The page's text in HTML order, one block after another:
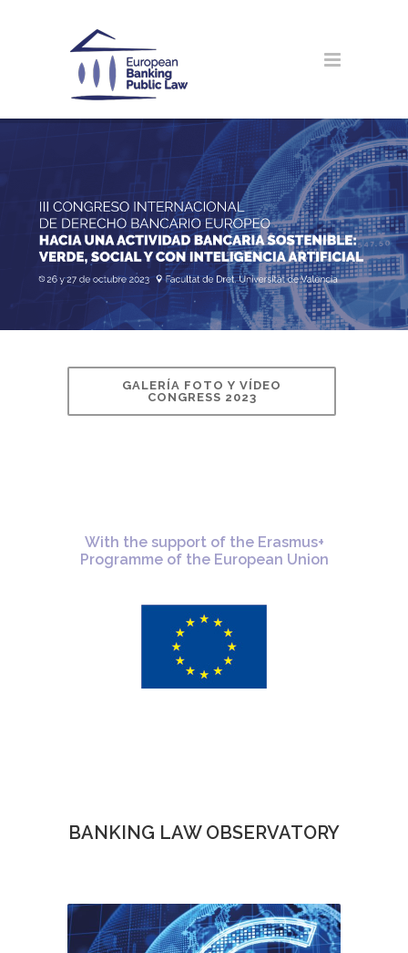
GALERÍA FOTO Y VÍDEO
CONGRESS 2023
With the support of the Erasmus+
Programme of the European Union
BANKING LAW OBSERVATORY